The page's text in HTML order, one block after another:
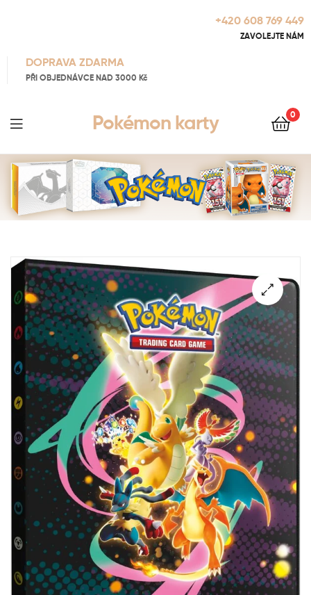
+420 608 769 449
ZAVOLEJTE NÁM
DOPRAVA ZDARMA
PŘI OBJEDNÁVCE NAD 3000 Kč
Pokémon karty 0